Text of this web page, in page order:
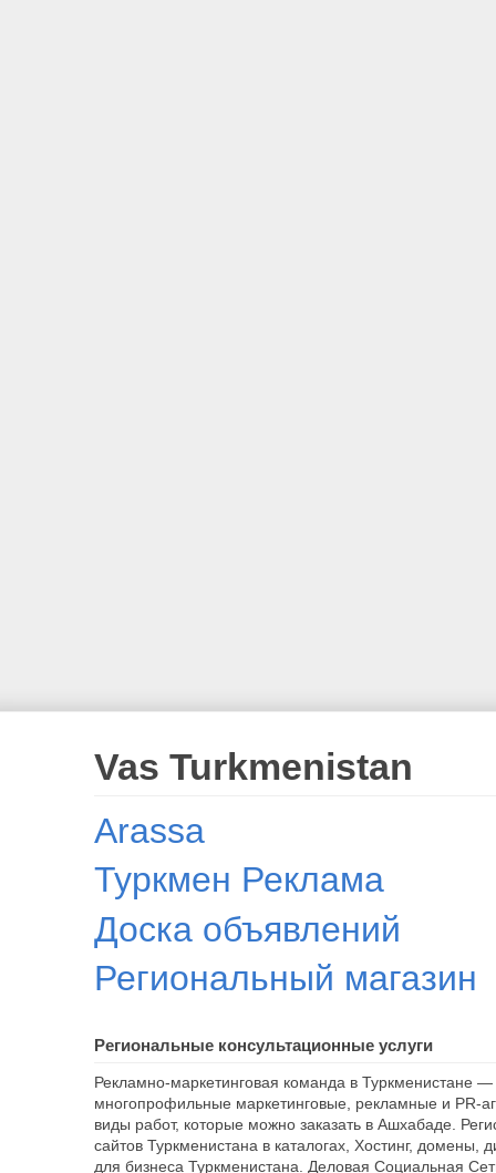
Vas Turkmenistan
Arassa
Туркмен Реклама
Доска объявлений
Региональный магазин
Региональные консультационные услуги
Рекламно-маркетинговая команда в Туркменистане —
многопрофильные маркетинговые, рекламные и PR-
виды работ, которые можно заказать в Ашхабаде.
сайтов Туркменистана в каталогах, Хостинг, домены,
для бизнеса Туркменистана. Деловая Социальная